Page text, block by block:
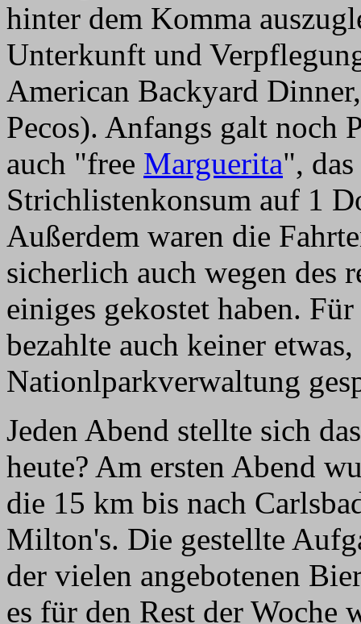
hinter dem Komma
Unterkunft und
American Backyard
Pecos). Anfangs galt noch
auch "free Marguerita",
Strichlistenkonsum auf 1
Außerdem waren die
sicherlich auch wegen des
einiges gekostet haben.
bezahlte auch keiner
Nationlparkverwaltung
Jeden Abend stellte sich
heute? Am ersten Abend
die 15 km bis nach
Milton's. Die gestellte
der vielen angebotenen
es für den Rest der